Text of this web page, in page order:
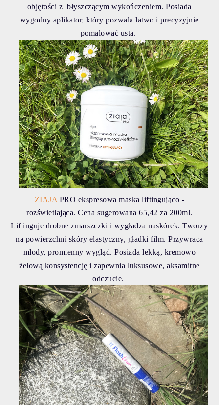
objętości z błyszczącym wykończeniem. Posiada
wygodny aplikator, który pozwala łatwo i precyzyjnie
pomalować usta.
ZIAJA PRO ekspresowa maska liftingująco -
rozświetlająca. Cena sugerowana 65,42 za 200ml.
Liftinguje drobne zmarszczki i wygładza naskórek. Tworzy
na powierzchni skóry elastyczny, gładki film. Przywraca
młody, promienny wygląd. Posiada lekką, kremowo
żelową konsystencję i zapewnia luksusowe, aksamitne
odczucie.